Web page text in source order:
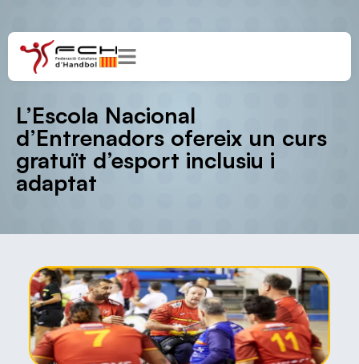
L’Escola Nacional
d’Entrenadors ofereix un curs
gratuït d’esport inclusiu i
adaptat